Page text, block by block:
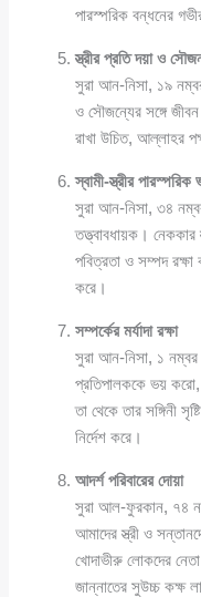
পারস্পরিক বন্ধনের
স্ত্রীর প্রতি দয়া ও
সুরা আন-নিসা, ১৯ নম্বর
ও সৌজন্যের সঙ্গে
রাখা উচিত, আল্লাহর
স্বামী-স্ত্রীর পারস্পরিক
সুরা আন-নিসা, ৩৪
তত্ত্বাবধায়ক। নেককার
পবিত্রতা ও সম্পদ রক্ষা
করে।
সম্পর্কের মর্যাদা রক্ষা
সুরা আন-নিসা, ১ নম্বর
প্রতিপালককে ভয় করো,
তা থেকে তার সঙ্গিনী
নির্দেশ করে।
আদর্শ পরিবারের দোয়া
সুরা আল-ফুরকান, ৭৪
আমাদের স্ত্রী ও
খোদাভীরু লোকদের নেতা
জান্নাতের সুউচ্চ কক্ষ